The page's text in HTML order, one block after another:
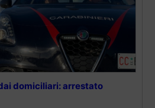
domiciliari: arrestato